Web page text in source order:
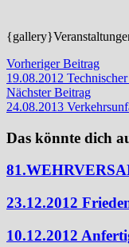
Vorheriger Beitrag
19.08.2012
Nächster BeitragNächster
Beitrag:
24.08.2013
Das könnte dich
23.12.2012
10.12.2012